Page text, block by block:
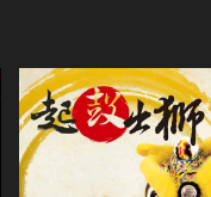
67 68